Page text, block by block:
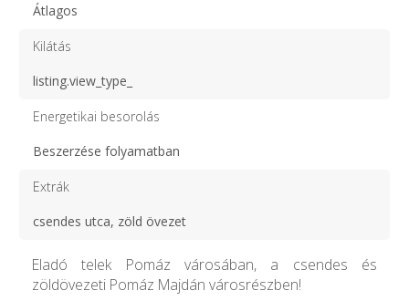
Átlagos
Kilátás
listing.view_type_
Energetikai besorolás
Beszerzése folyamatban
Extrák
csendes utca, zöld övezet
Eladó telek Pomáz városában, a csendes és
zöldövezeti Pomáz Majdán városrészben!